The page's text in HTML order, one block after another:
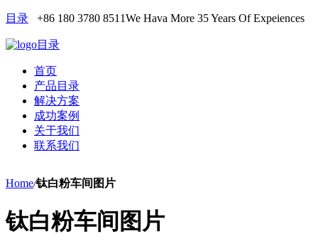
目录 +86 180 3780 8511We Hava More 35 Years Of Expeiences
目录
首页
产品目录
解决方案
成功案例
关于我们
联系我们
Home/钛白粉车间图片
钛白粉车间图片